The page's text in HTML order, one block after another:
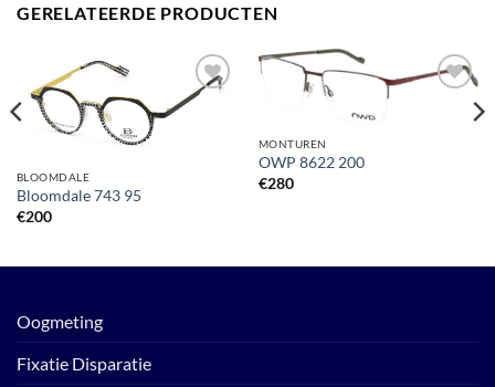
GERELATEERDE PRODUCTEN
Toevoegen
BLOOMDALE
Bloomdale 743 95
€200
MONTUREN
OWP 8622 200
€280
Oogmeting
Fixatie Disparatie